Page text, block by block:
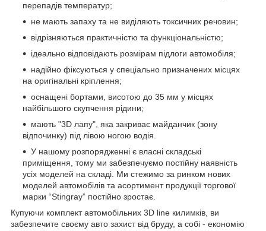
перепадів температур;
не мають запаху та не виділяють токсичних речовин;
відрізняються практичністю та функціональністю;
ідеально відповідають розмірам підлоги автомобіля;
надійно фіксуються у спеціально призначених місцях
на оригінальні кріплення;
оснащені бортами, висотою до 35 мм у місцях
найбільшого скупчення рідини;
мають "3D лапу", яка закриває майданчик (зону
відпочинку) під лівою ногою водія.
У нашому розпорядженні є власні складські
приміщення, тому ми забезпечуємо постійну наявність
усіх моделей на складі. Ми стежимо за ринком нових
моделей автомобілів та асортимент продукції торгової
марки “Stingray” постійно зростає.
Купуючи комплект автомобільних 3D line килимків, ви
забезпечите своєму авто захист від бруду, а собі - економію